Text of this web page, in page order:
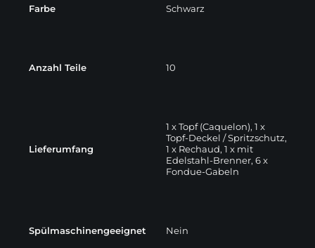
Farbe Schwarz
Anzahl Teile 10
Lieferumfang
1 x Topf (Caquelon), 1 x
Topf-Deckel / Spritzschutz,
1 x Rechaud, 1 x mit
Edelstahl-Brenner, 6 x
Fondue-Gabeln
Spülmaschinengeeignet Nein